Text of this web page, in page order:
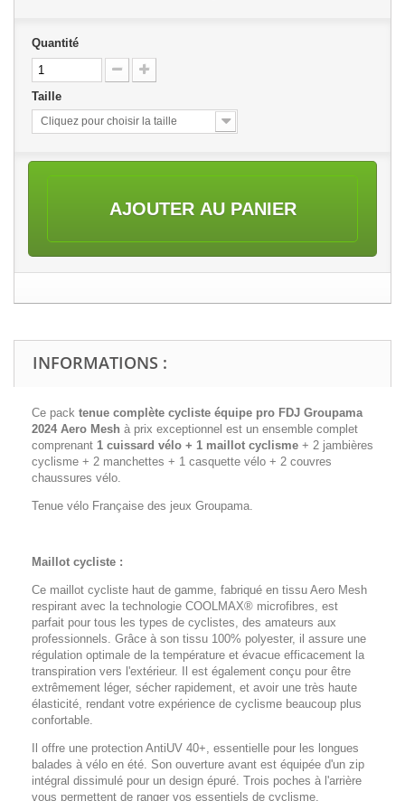
Quantité
Taille
Cliquez pour choisir la taille
AJOUTER AU PANIER
INFORMATIONS :
Ce pack tenue complète cycliste équipe pro FDJ Groupama
2024 Aero Mesh à prix exceptionnel est un ensemble complet
comprenant 1 cuissard vélo + 1 maillot cyclisme + 2 jambières
cyclisme + 2 manchettes + 1 casquette vélo + 2 couvres
chaussures vélo.
Tenue vélo Française des jeux Groupama.
Maillot cycliste :
Ce maillot cycliste haut de gamme, fabriqué en tissu Aero Mesh
respirant avec la technologie COOLMAX® microfibres, est
parfait pour tous les types de cyclistes, des amateurs aux
professionnels. Grâce à son tissu 100% polyester, il assure une
régulation optimale de la température et évacue efficacement la
transpiration vers l'extérieur. Il est également conçu pour être
extrêmement léger, sécher rapidement, et avoir une très haute
élasticité, rendant votre expérience de cyclisme beaucoup plus
confortable.
Il offre une protection AntiUV 40+, essentielle pour les longues
balades à vélo en été. Son ouverture avant est équipée d'un zip
intégral dissimulé pour un design épuré. Trois poches à l'arrière
vous permettent de ranger vos essentiels de cyclisme.